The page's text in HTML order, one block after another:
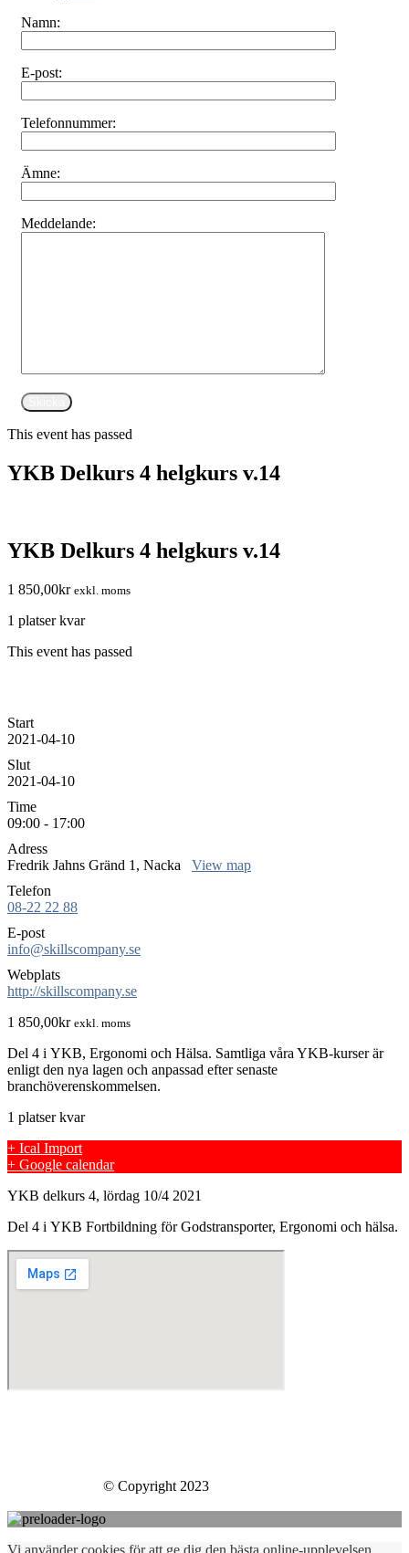
Namn:
E-post:
Telefonnummer:
Ämne:
Meddelande:
This event has passed
YKB Delkurs 4 helgkurs v.14
YKB Delkurs 4 helgkurs v.14
1 850,00kr exkl. moms
1 platser kvar
This event has passed
Start
2021-04-10
Slut
2021-04-10
Time
09:00 - 17:00
Adress
Fredrik Jahns Gränd 1, Nacka View map
Telefon
08-22 22 88
E-post
info@skillscompany.se
Webplats
http://skillscompany.se
1 850,00kr exkl. moms
Del 4 i YKB, Ergonomi och Hälsa. Samtliga våra YKB-kurser är
enligt den nya lagen och anpassad efter senaste
branchöverenskommelsen.
1 platser kvar
+ Ical Import
+ Google calendar
YKB delkurs 4, lördag 10/4 2021
Del 4 i YKB Fortbildning för Godstransporter, Ergonomi och hälsa.
© Copyright 2023
Vi använder cookies för att ge dig den bästa online-upplevelsen.